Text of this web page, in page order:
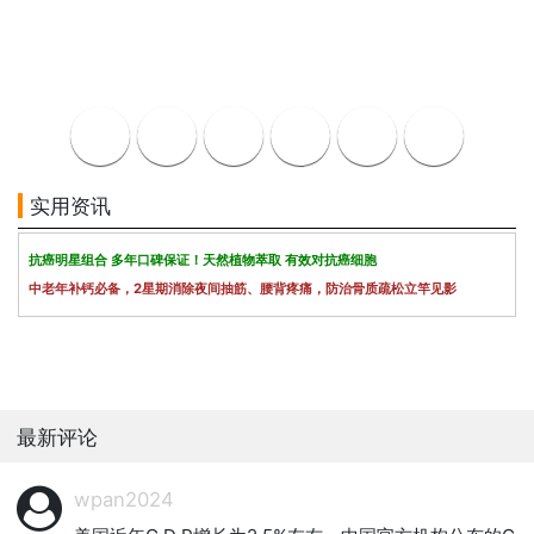
实用资讯
抗癌明星组合 多年口碑保证！天然植物萃取 有效对抗癌细胞
中老年补钙必备，2星期消除夜间抽筋、腰背疼痛，防治骨质疏松立竿见影
最新评论
wpan2024